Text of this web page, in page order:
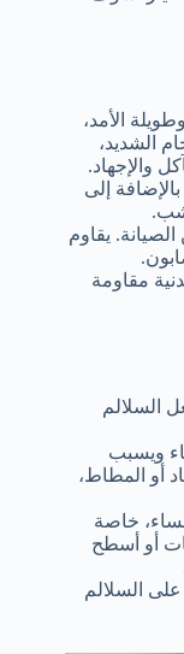
الأمد،
الشديد،
والإجهاد.
بالإضافة إلى
يقاوم
مقاومة
السلالم
ويسبب
أو المطاط،
خاصة
أو أسطح
السلالم